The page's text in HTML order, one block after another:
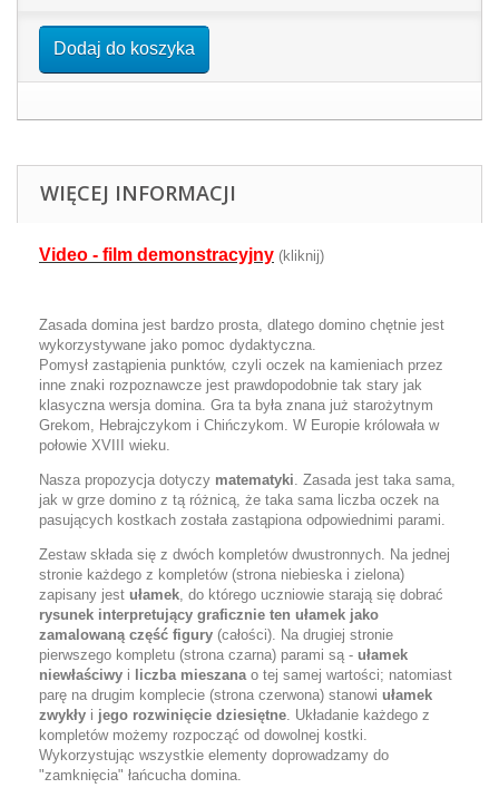
Dodaj do koszyka
WIĘCEJ INFORMACJI
Video - film demonstracyjny (kliknij)
Zasada domina jest bardzo prosta, dlatego domino chętnie jest
wykorzystywane jako pomoc dydaktyczna.
Pomysł zastąpienia punktów, czyli oczek na kamieniach przez
inne znaki rozpoznawcze jest prawdopodobnie tak stary jak
klasyczna wersja domina. Gra ta była znana już starożytnym
Grekom, Hebrajczykom i Chińczykom. W Europie królowała w
połowie XVIII wieku.
Nasza propozycja dotyczy matematyki. Zasada jest taka sama,
jak w grze domino z tą różnicą, że taka sama liczba oczek na
pasujących kostkach została zastąpiona odpowiednimi parami.
Zestaw składa się z dwóch kompletów dwustronnych. Na jednej
stronie każdego z kompletów (strona niebieska i zielona)
zapisany jest ułamek, do którego uczniowie starają się dobrać
rysunek interpretujący graficznie ten ułamek jako
zamalowaną część figury (całości). Na drugiej stronie
pierwszego kompletu (strona czarna) parami są - ułamek
niewłaściwy i liczba mieszanao tej samej wartości; natomiast
parę na drugim komplecie (strona czerwona) stanowi ułamek
zwykły i jego rozwinięcie dziesiętne. Układanie każdego z
kompletów możemy rozpocząć od dowolnej kostki.
Wykorzystując wszystkie elementy doprowadzamy do
"zamknięcia" łańcucha domina.